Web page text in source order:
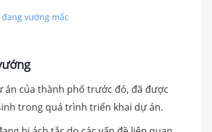
vướng mắc
án của thành phố trước đó, đã được
trong quá trình triển khai dự án.